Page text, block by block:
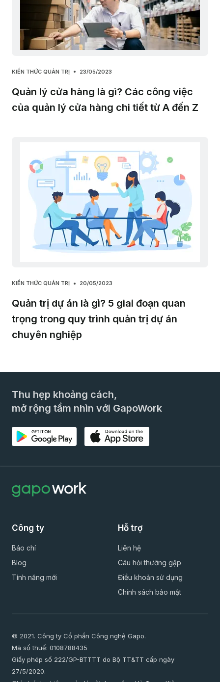
KIẾN THỨC QUẢN TRỊ 23/05/2023
Quản lý cửa hàng là gì? Các công việc
của quản lý cửa hàng chi tiết từ A đến Z
KIẾN THỨC QUẢN TRỊ 20/05/2023
Quản trị dự án là gì? 5 giai đoạn quan
trọng trong quy trình quản trị dự án
chuyên nghiệp
Thu hẹp khoảng cách,
mở rộng tầm nhìn với GapoWork
Công ty
Báo chí
Blog
Tính năng mới
Hỗ trợ
Liên hệ
Câu hỏi thường gặp
Điều khoản sử dụng
Chính sách bảo mật
© 2021. Công ty Cổ phần Công nghệ Gapo.
Mã số thuế: 0108788435
Giấy phép số 222/GP-BTTTT do Bộ TT&TT cấp ngày
27/5/2020.